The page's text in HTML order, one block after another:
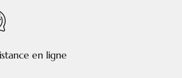
en ligne